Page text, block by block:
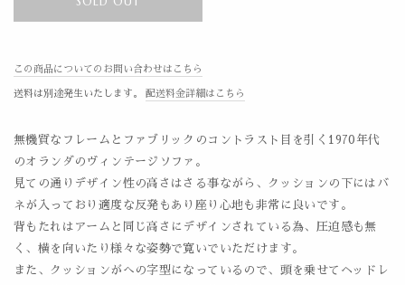
この商品についてのお問い合わせはこちら
送料は別途発生いたします。 配送料金詳細はこちら
無機質なフレームとファブリックのコントラスト目を引く1970年代
のオランダのヴィンテージソファ。
見ての通りデザイン性の高さはさる事ながら、クッションの下にはバ
ネが入っており適度な反発もあり座り心地も非常に良いです。
背もたれはアームと同じ高さにデザインされている為、圧迫感も無
く、横を向いたり様々な姿勢で寛いでいただけます。
また、クッションがへの字型になっているので、頭を乗せてヘッドレ